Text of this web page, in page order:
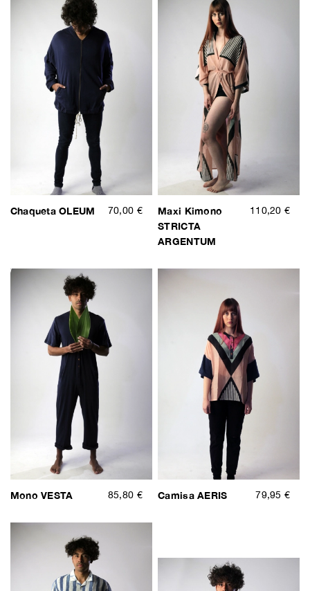
Chaqueta OLEUM 70,00 €
Maxi Kimono
STRICTA
ARGENTUM
110,20 €
Mono VESTA 85,80 € Camisa AERIS 79,95 €